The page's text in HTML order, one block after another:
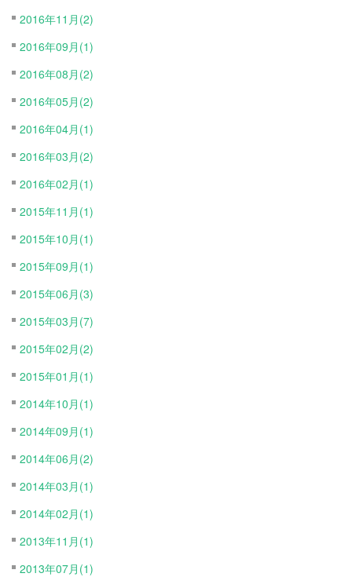
2016年11月(2)
2016年09月(1)
2016年08月(2)
2016年05月(2)
2016年04月(1)
2016年03月(2)
2016年02月(1)
2015年11月(1)
2015年10月(1)
2015年09月(1)
2015年06月(3)
2015年03月(7)
2015年02月(2)
2015年01月(1)
2014年10月(1)
2014年09月(1)
2014年06月(2)
2014年03月(1)
2014年02月(1)
2013年11月(1)
2013年07月(1)